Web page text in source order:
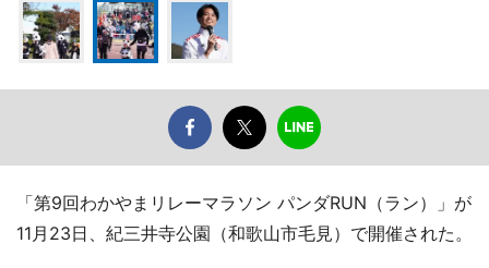
「第9回わかやまリレーマラソン パンダRUN（ラン）」が
11月23日、紀三井寺公園（和歌山市毛見）で開催された。